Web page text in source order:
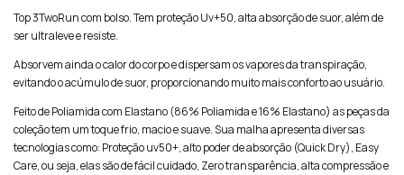
Top 3TwoRun com bolso. Tem proteção Uv+50, alta absorção de suor, além de
ser ultraleve e resiste.
Absorvem ainda o calor do corpo e dispersam os vapores da transpiração,
evitando o acúmulo de suor, proporcionando muito mais conforto ao usuário.
Feito de Poliamida com Elastano (86% Poliamida e 16% Elastano) as peças da
coleção tem um toque frio, macio e suave. Sua malha apresenta diversas
tecnologias como: Proteção uv50+, alto poder de absorção (Quick Dry), Easy
Care, ou seja, elas são de fácil cuidado, Zero transparência, alta compressão e